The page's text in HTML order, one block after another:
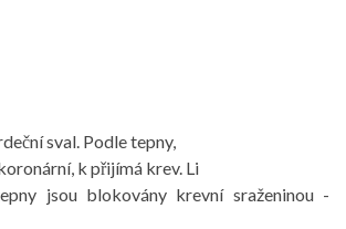
sval. Podle tepny,
k přijímá krev. Li
jsou blokovány krevní sraženinou -